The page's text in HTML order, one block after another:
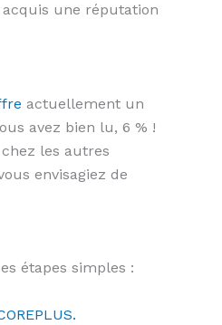
une réputation
actuellement un
avez bien lu, 6 % !
les autres
envisagiez de
étapes simples :